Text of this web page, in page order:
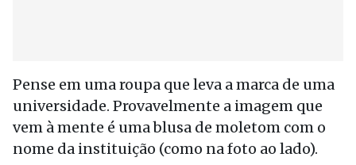
Pense em uma roupa que leva a marca de uma
universidade. Provavelmente a imagem que
vem à mente é uma blusa de moletom com o
nome da instituição (como na foto ao lado).